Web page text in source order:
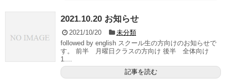
2021.10.20 お知らせ
2021/10/20
未分類
followed by english スクール生の方向けのお知らせで
す。 前半 月曜日クラスの方向け 後半 全体向け
1....
記事を読む